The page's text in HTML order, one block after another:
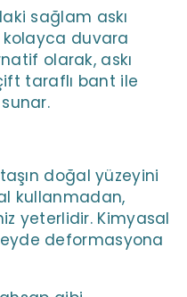
sağlam askı
duvara
olarak, askı
taraflı bant ile
doğal yüzeyini
kullanmadan,
yeterlidir. Kimyasal
deformasyona